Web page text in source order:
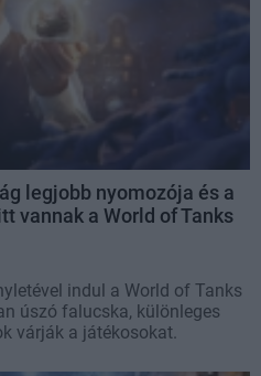
legjobb nyomozója és a
vannak a World of Tanks
indul a World of Tanks
úszó falucska, különleges
várják a játékosokat.